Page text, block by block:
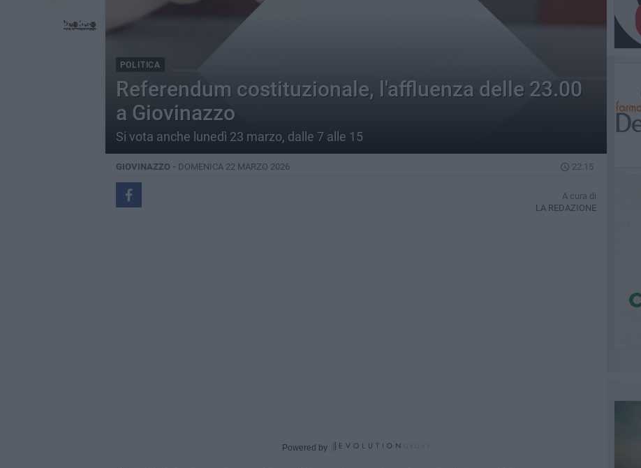
POLITICA
Referendum costituzionale, l'affluenza delle 23.00
a Giovinazzo
Si vota anche lunedì 23 marzo, dalle 7 alle 15
GIOVINAZZO - DOMENICA 22 MARZO 2026 22.15
A cura di
LA REDAZIONE
Powered by